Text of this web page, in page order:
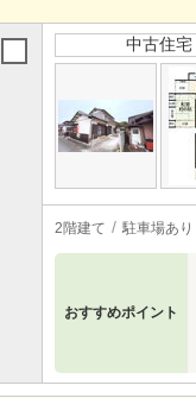
中古住宅
2階建て 駐車場あり
おすすめポイント